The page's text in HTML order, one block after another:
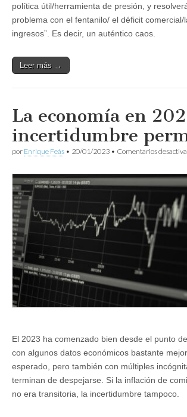
política útil/herramienta de presión, y
problema con el fentanilo/ el déficit
ingresos”. Es decir, un auténtico caos.
Leer más →
La economía en
incertidumbre
por Enrique Feás • 20/01/2023 • Comentarios
El 2023 ha comenzado bien desde el punto
con algunos datos económicos bastante
esperado, pero también con múltiples
terminan de despejarse. Si la inflación de
no era transitoria, la incertidumbre tampoco.